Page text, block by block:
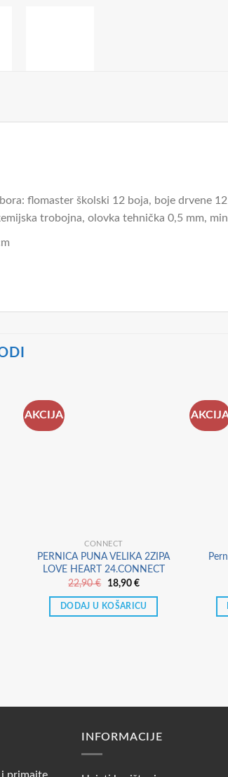
flomaster školski 12 boja, boje drvene
trobojna, olovka tehnička 0,5 mm,
AKCIJA
CONNECT
PERNICA PUNA VELIKA 2ZIPA
LOVE HEART 24.CONNECT
22,90€
Izvorna
bila
je:
18,90 €Trenutna
je:
18,90 €.
DODAJ U KOŠARICU
INFORMACIJE